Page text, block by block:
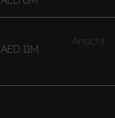
AED 11M
Ansicht